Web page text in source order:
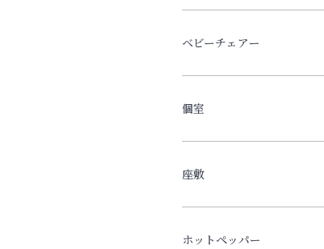
ベビーチェアー
個室
座敷
ホットペッパー